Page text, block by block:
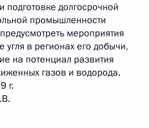
долгосрочной
промышленности
мероприятия
угля в регионах его добычи,
на потенциал развития
газов и водорода.
г.